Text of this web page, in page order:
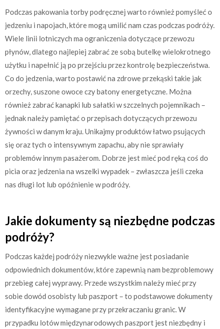
Podczas pakowania torby podręcznej warto również pomyśleć o
jedzeniu i napojach, które mogą umilić nam czas podczas podróży.
Wiele linii lotniczych ma ograniczenia dotyczące przewozu
płynów, dlatego najlepiej zabrać ze sobą butelkę wielokrotnego
użytku i napełnić ją po przejściu przez kontrolę bezpieczeństwa.
Co do jedzenia, warto postawić na zdrowe przekąski takie jak
orzechy, suszone owoce czy batony energetyczne. Można
również zabrać kanapki lub sałatki w szczelnych pojemnikach –
jednak należy pamiętać o przepisach dotyczących przewozu
żywności w danym kraju. Unikajmy produktów łatwo psujących
się oraz tych o intensywnym zapachu, aby nie sprawiały
problemów innym pasażerom. Dobrze jest mieć pod ręką coś do
picia oraz jedzenia na wszelki wypadek – zwłaszcza jeśli czeka
nas długi lot lub opóźnienie w podróży.
Jakie dokumenty są niezbędne podczas
podróży?
Podczas każdej podróży niezwykle ważne jest posiadanie
odpowiednich dokumentów, które zapewnią nam bezproblemowy
przebieg całej wyprawy. Przede wszystkim należy mieć przy
sobie dowód osobisty lub paszport – to podstawowe dokumenty
identyfikacyjne wymagane przy przekraczaniu granic. W
przypadku lotów międzynarodowych paszport jest niezbędny i